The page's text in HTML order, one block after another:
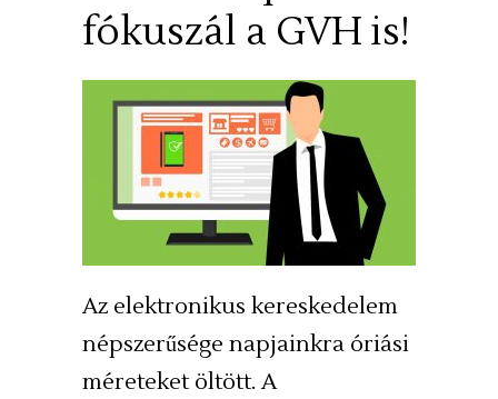
fókuszál a GVH is!
Az elektronikus kereskedelem
népszerűsége napjainkra óriási
méreteket öltött. A